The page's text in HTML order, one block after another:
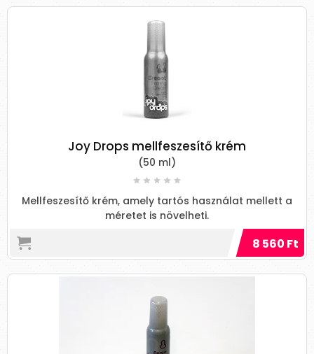
Joy Drops mellfeszesítő krém
(50 ml)
Mellfeszesítő krém, amely tartós használat mellett a
méretet is növelheti.
8 560 Ft